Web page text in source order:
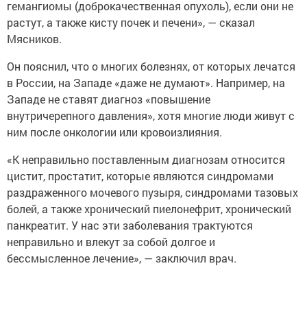
гемангиомы (доброкачественная опухоль), если они не
растут, а также кисту почек и печени», — сказал
Мясников.
Он пояснил, что о многих болезнях, от которых лечатся
в России, на Западе «даже не думают». Например, на
Западе не ставят диагноз «повышение
внутричерепного давления», хотя многие люди живут с
ним после онкологии или кровоизлияния.
«К неправильно поставленным диагнозам относится
цистит, простатит, которые являются синдромами
раздраженного мочевого пузыря, синдромами тазовых
болей, а также хронический пиелонефрит, хронический
панкреатит. У нас эти заболевания трактуются
неправильно и влекут за собой долгое и
бессмысленное лечение», — заключил врач.